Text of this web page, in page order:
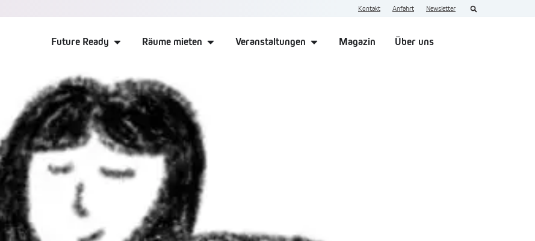
Kontakt Anfahrt Newsletter
Future Ready Räume mieten Veranstaltungen Magazin Über uns